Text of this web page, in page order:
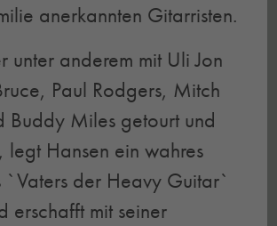
anerkannten Gitarristen.
unter anderem mit Uli Jon
Paul Rodgers, Mitch
Buddy Miles getourt und
legt Hansen ein wahres
`Vaters der Heavy Guitar`
erschafft mit seiner